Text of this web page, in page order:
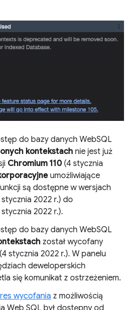
do bazy danych WebSQL
kontekstach nie jest już
Chromium 110 (4 stycznia
umożliwiające
są dostępne w wersjach
stycznia 2022 r.) do
stycznia 2022 r.).
do bazy danych WebSQL
został wycofany
stycznia 2022 r.). W panelu
deweloperskich
się komunikat z ostrzeżeniem.
wycofania z możliwością